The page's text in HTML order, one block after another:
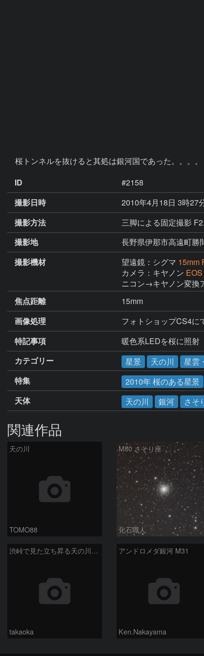
桜トンネルを抜けると其処は銀河国であった。。。。
ID
#2158
撮影日時
2010年4月18日 3時27
撮影方法
三脚による固定撮影
撮影地
長野県伊那市高遠町勝
撮影機材
望遠鏡：シグマ 15mm
カメラ：キヤノン
ニコン→キヤノン変換
焦点距離
15mm
画像処理
フォトショップCS4に
特記事項
暖色系LEDを桜に照射
カテゴリー
星景 天の川
星雲
特集
2010年 桜のある星景
天体
天の川 銀河 さそ
関連作品
天の川
TOMO88
M80 さそり座
化石職人
渋峠で見た立ち昇る天の川銀河
takaoka
アンドロメダ銀河 M31
Ken.Nakayama